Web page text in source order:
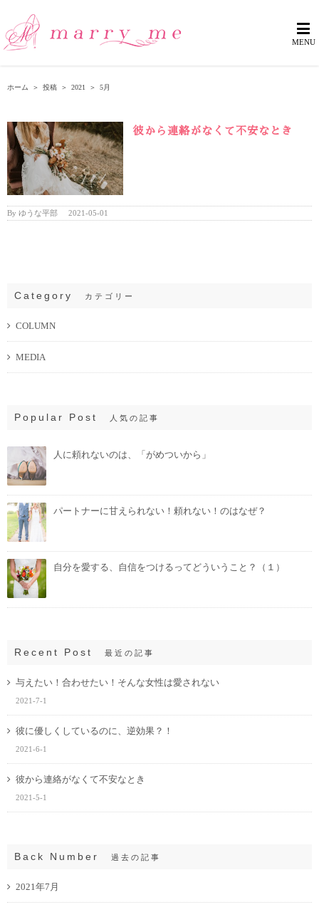
ホーム ＞ 投稿 ＞ 2021 ＞ 5月
彼から連絡がなくて不安なとき
By ゆうな平部 2021-05-01
Category カテゴリー
COLUMN
MEDIA
Popular Post 人気の記事
人に頼れないのは、「がめついから」
パートナーに甘えられない！頼れない！のはなぜ？
自分を愛する、自信をつけるってどういうこと？（１）
Recent Post 最近の記事
与えたい！合わせたい！そんな女性は愛されない
2021-7-1
彼に優しくしているのに、逆効果？！
2021-6-1
彼から連絡がなくて不安なとき
2021-5-1
Back Number 過去の記事
2021年7月